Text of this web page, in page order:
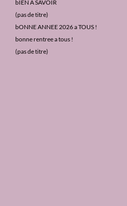
c
h
r
:
bIEN A SAVOIR
(pas de titre)
bONNE ANNEE 2026 a TOUS !
bonne rentree a tous !
(pas de titre)